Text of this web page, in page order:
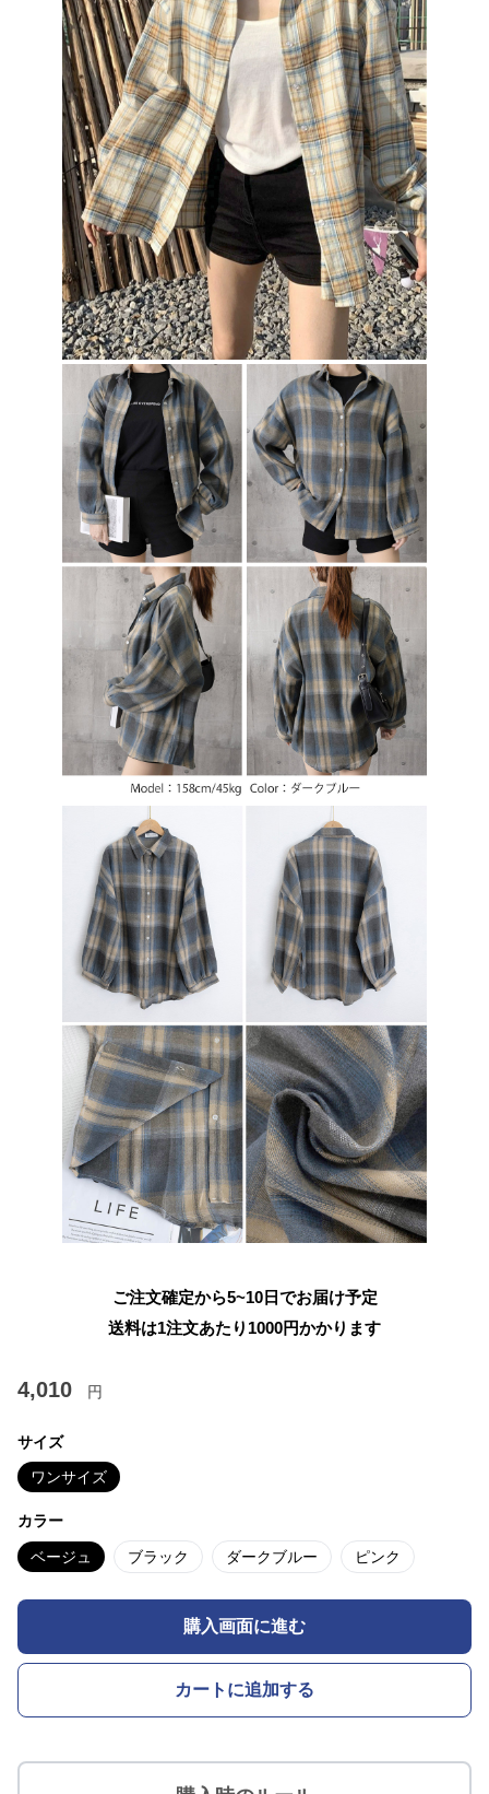
ご注文確定から5~10日でお届け予定
送料は1注文あたり 1000円かかります
4,010 円
サイズ
ワンサイズ
カラー
ベージュ ブラック ダークブルー ピンク
購入画面に進む
カートに追加する